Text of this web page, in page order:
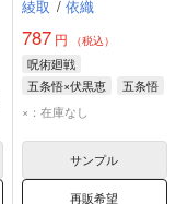
綾取 / 依織
787円 （税込）
呪術廻戦
五条悟×伏黒恵
五条悟
伏黒恵
×：在庫なし
サンプル
再販希望